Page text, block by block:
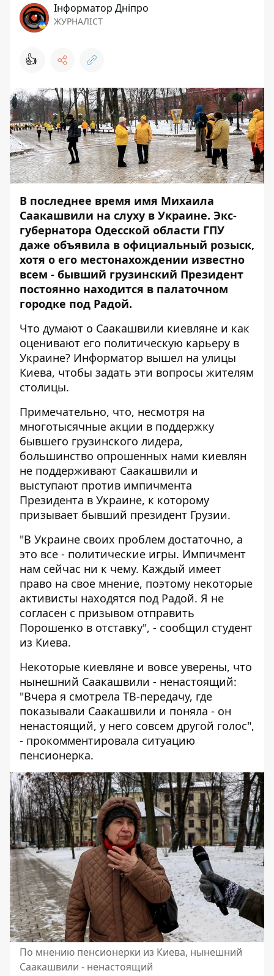
Інформатор Дніпро
ЖУРНАЛІСТ
👍
В последнее время имя Михаила
Саакашвили на слуху в Украине. Экс-
губернатора Одесской области ГПУ
даже объявила в официальный розыск,
хотя о его местонахождении известно
всем - бывший грузинский Президент
постоянно находится в палаточном
городке под Радой.
Что думают о Саакашвили киевляне и как
оценивают его политическую карьеру в
Украине? Информатор вышел на улицы
Киева, чтобы задать эти вопросы жителям
столицы.
Примечательно, что, несмотря на
многотысячные акции в поддержку
бывшего грузинского лидера,
большинство опрошенных нами киевлян
не поддерживают Саакашвили и
выступают против импичмента
Президента в Украине, к которому
призывает бывший президент Грузии.
"В Украине своих проблем достаточно, а
это все - политические игры. Импичмент
нам сейчас ни к чему. Каждый имеет
право на свое мнение, поэтому некоторые
активисты находятся под Радой. Я не
согласен с призывом отправить
Порошенко в отставку", - сообщил студент
из Киева.
Некоторые киевляне и вовсе уверены, что
нынешний Саакашвили - ненастоящий:
"Вчера я смотрела ТВ-передачу, где
показывали Саакашвили и поняла - он
ненастоящий, у него совсем другой голос",
- прокомментировала ситуацию
пенсионерка.
По мнению пенсионерки из Киева, нынешний
Саакашвили - ненастоящий